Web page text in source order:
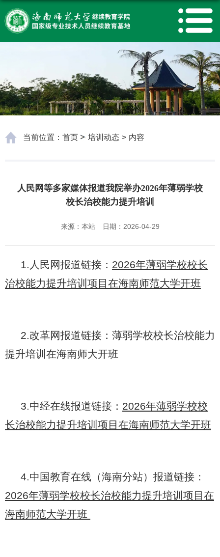
当前位置： 首页 培训动态 > 内容
人民网等多家媒体报道我院举办2026年薄弱学校
校长治校能力提升培训
来源：本站 日期：2026-04-29
1.人民网报道链接： 2026年薄弱学校校长
治校能力提升培训项目在海南师范大学开班
2.改革网报道链接： 薄弱学校校长治校能力
提升培训在海南师大开班
3.中经在线报道链接： 2026年薄弱学校校
长治校能力提升培训项目在海南师范大学开班
4.中国教育在线（海南分站）报道链接：
2026年薄弱学校校长治校能力提升培训项目在
海南师范大学开班